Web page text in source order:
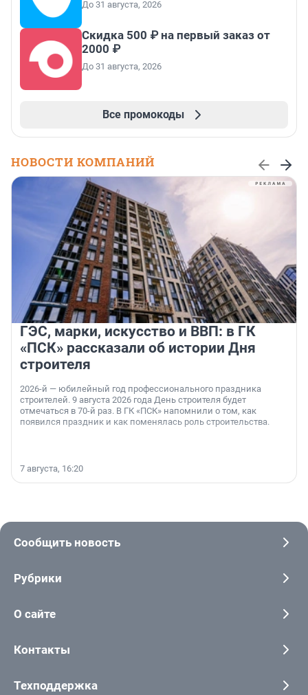
До 31 августа, 2026
Скидка 500 ₽ на первый заказ от
2000 ₽
До 31 августа, 2026
Все промокоды
НОВОСТИ КОМПАНИЙ
ГЭС, марки, искусство и ВВП: в ГК
«ПСК» рассказали об истории Дня
строителя
2026-й — юбилейный год профессионального праздника
строителей. 9 августа 2026 года День строителя будет
отмечаться в 70-й раз. В ГК «ПСК» напомнили о том, как
появился праздник и как поменялась роль строительства.
7 августа, 16:20
Сообщить новость
Рубрики
О сайте
Контакты
Техподдержка